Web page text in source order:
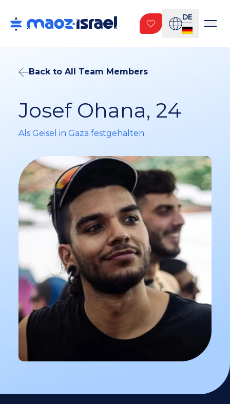
DE
Back to All Team Members
Josef Ohana, 24
Als Geisel in Gaza festgehalten.